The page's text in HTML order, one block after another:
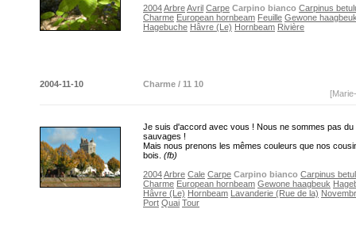
2004ArbreAvril Carpe Carpino bianco Carpinus
Charme European hornbeam Feuille Gewone
Hagebuche Hâvre (Le) Hornbeam Rivière
2004-11-10
Charme / 11 10
Je suis d'accord avec vous ! Nous ne sommes pas du
sauvages !
Mais nous prenons les mêmes couleurs que nos
bois. (fb)
2004Arbre Cale Carpe Carpino bianco Carpinus
Charme European hornbeam Gewone haagbeuk
Hâvre (Le) Hornbeam Lavanderie (Rue de la)
Port Quai Tour